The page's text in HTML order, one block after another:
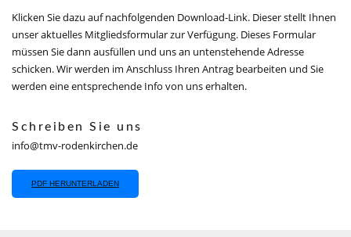
Klicken Sie dazu auf nachfolgenden Download-Link. Dieser stellt Ihnen
unser aktuelles Mitgliedsformular zur Verfügung. Dieses Formular
müssen Sie dann ausfüllen und uns an untenstehende Adresse
schicken. Wir werden im Anschluss Ihren Antrag bearbeiten und Sie
werden eine entsprechende Info von uns erhalten.
Schreiben Sie uns
info@tmv-rodenkirchen.de
PDF HERUNTERLADEN